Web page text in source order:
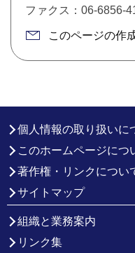
ファクス：06-6856-
このページの作
個人情報の取り扱いに
このホームページにつ
著作権・リンクについ
サイトマップ
組織と業務案内
リンク集